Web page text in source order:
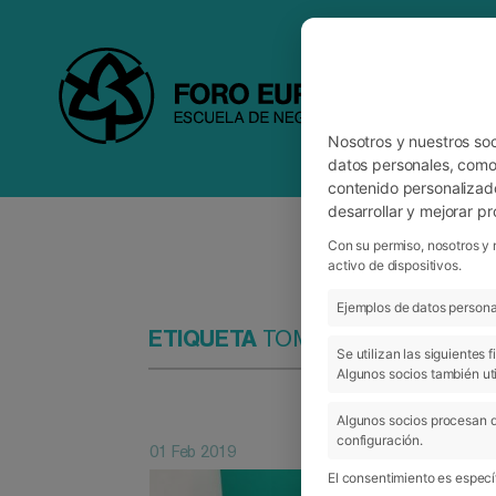
ETIQUETATOMÁS ALARCÓN
01 Feb 2019
Nosotros y nuestros
datos personales,
contenido
desarrollar y mejorar
Con su permiso, nosotros
activo de dispositivos.
Ejemplos de datos
Se utilizan las siguientes
Algunos socios también
Algunos socios procesan
configuración.
El consentimiento es